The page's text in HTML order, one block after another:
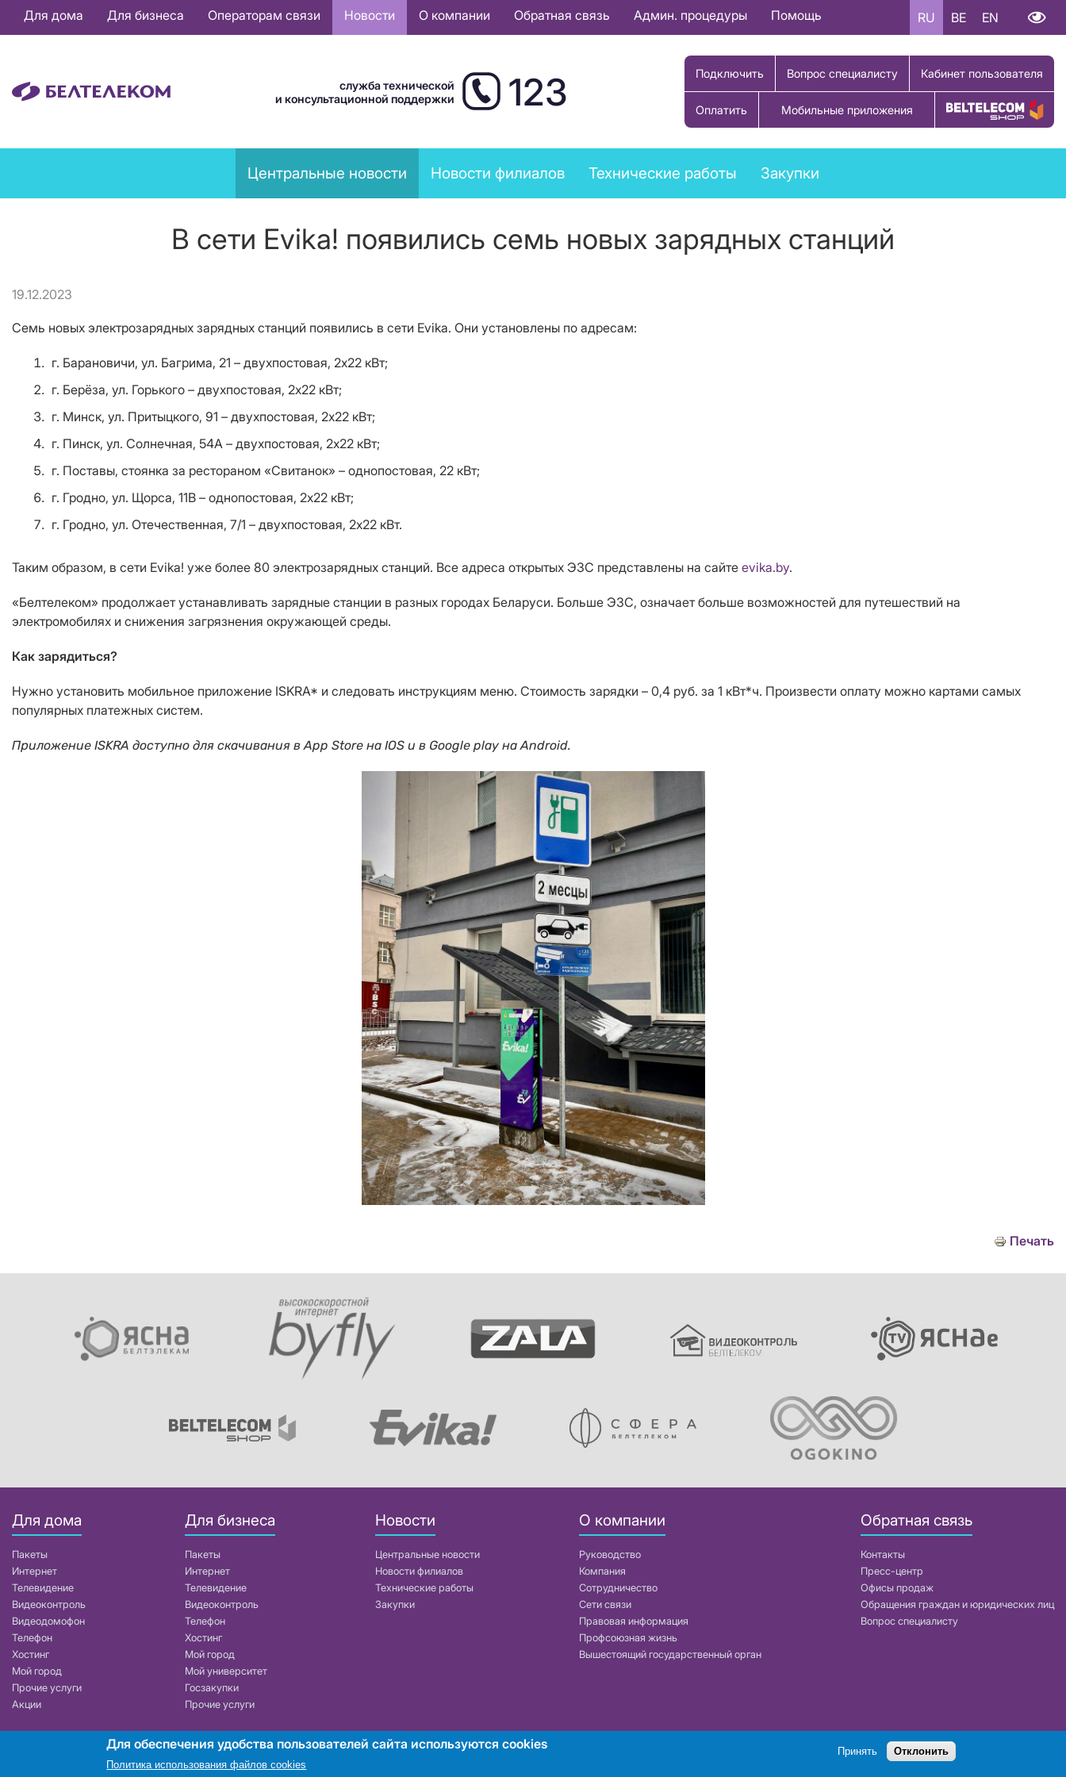
Основная
навигация
Для дома Для бизнеса Операторам связи Новости О компании Обратная связь Админ. процедуры Помощь RU BE EN
служба технической
и консультационной поддержки
123 Подключить Вопрос специалисту Кабинет пользователя
Оплатить Мобильные приложения Купить товар
News
menu
Центральные новости Новости филиалов Технические работы Закупки
В сети Evika! появились семь новых зарядных станций
19.12.2023
Семь новых электрозарядных зарядных станций появились в сети Evika. Они установлены по адресам:
г. Барановичи, ул. Багрима, 21 – двухпостовая, 2х22 кВт;
г. Берёза, ул. Горького – двухпостовая, 2х22 кВт;
г. Минск, ул. Притыцкого, 91 – двухпостовая, 2х22 кВт;
г. Пинск, ул. Солнечная, 54А – двухпостовая, 2х22 кВт;
г. Поставы, стоянка за рестораном «Свитанок» – однопостовая, 22 кВт;
г. Гродно, ул. Щорса, 11В – однопостовая, 2х22 кВт;
г. Гродно, ул. Отечественная, 7/1 – двухпостовая, 2х22 кВт.
Таким образом, в сети Evika! уже более 80 электрозарядных станций. Все адреса открытых ЭЗС представлены на сайте evika.by.
«Белтелеком» продолжает устанавливать зарядные станции в разных городах Беларуси. Больше ЭЗС, означает больше возможностей для путешествий на
электромобилях и снижения загрязнения окружающей среды.
Как зарядиться?
Нужно установить мобильное приложение ISKRA* и следовать инструкциям меню. Стоимость зарядки – 0,4 руб. за 1 кВт*ч. Произвести оплату можно картами самых
популярных платежных систем.
Приложение ISKRA доступно для скачивания в App Store на IOS и в Google play на Android.
Печать
Для дома
Пакеты
Интернет
Телевидение
Видеоконтроль
Видеодомофон
Телефон
Хостинг
Мой город
Прочие услуги
Акции
Для бизнеса
Пакеты
Интернет
Телевидение
Видеоконтроль
Телефон
Хостинг
Мой город
Мой университет
Госзакупки
Прочие услуги
Новости
Центральные новости
Новости филиалов
Технические работы
Закупки
О компании
Руководство
Компания
Сотрудничество
Сети связи
Правовая информация
Профсоюзная жизнь
Вышестоящий государственный орган
Обратная связь
Контакты
Пресс-центр
Офисы продаж
Обращения граждан и юридических лиц
Вопрос специалисту
РУП «Белтелеком». УНП 101007741 Поиск
Для обеспечения удобства пользователей сайта используются cookies
Политика использования файлов cookies
Принять Отклонить